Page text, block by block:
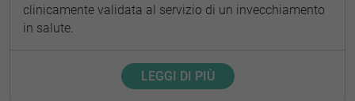
clinicamente validata al servizio di un invecchiamento
in salute.
LEGGI DI PIÙ